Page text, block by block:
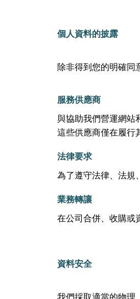
個人資料的披露
除非得到您的明確同
服務供應商
與協助我們營運網站
這些供應商僅在履行
法律要求
為了遵守法律、法規
業務轉讓
在公司合併、收購或
資料安全